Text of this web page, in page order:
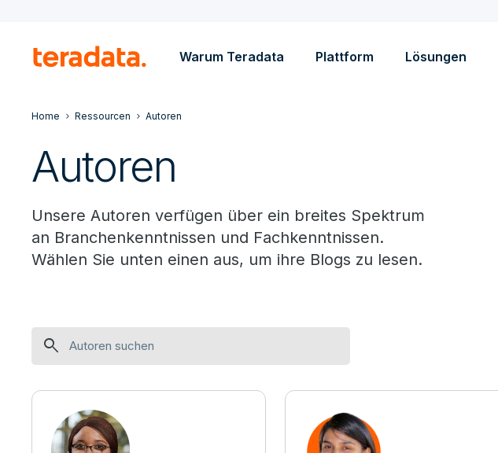
Warum Teradata Plattform Lösungen
Home Ressourcen Autoren
Autoren
Unsere Autoren verfügen über ein breites Spektrum
an Branchenkenntnissen und Fachkenntnissen.
Wählen Sie unten einen aus, um ihre Blogs zu lesen.
search